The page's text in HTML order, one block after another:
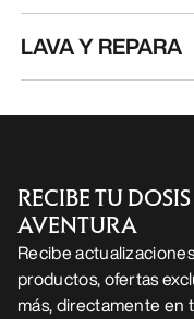
LAVA Y REPARA
RECIBE TU
AVENTURA
Recibe
productos, ofertas
más, directamente en